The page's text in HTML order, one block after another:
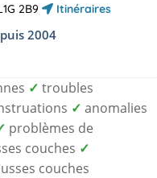
2B9
Itinéraires
2004
✓ troubles
✓ anomalies
problèmes de
couches ✓
couches